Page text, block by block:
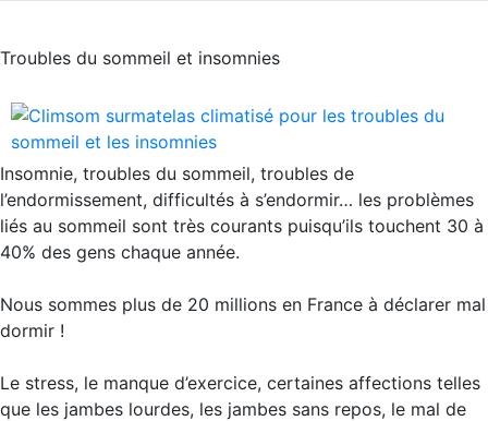
Troubles du sommeil et insomnies
Insomnie, troubles du sommeil, troubles de
l’endormissement, difficultés à s’endormir… les problèmes
liés au sommeil sont très courants puisqu’ils touchent 30 à
40% des gens chaque année.
Nous sommes plus de 20 millions en France à déclarer mal
dormir !
Le stress, le manque d’exercice, certaines affections telles
que les jambes lourdes, les jambes sans repos, le mal de